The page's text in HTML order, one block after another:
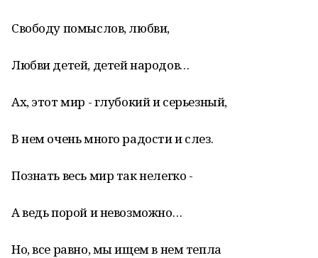
Свободу помыслов, любви,
Любви детей, детей народов…
Ах, этот мир - глубокий и серьезный,
В нем очень много радости и слез.
Познать весь мир так нелегко -
А ведь порой и невозможно…
Но, все равно, мы ищем в нем тепла